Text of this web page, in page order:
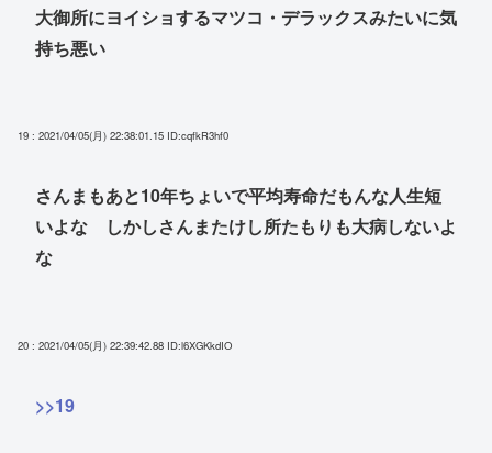
大御所にヨイショするマツコ・デラックスみたいに気
持ち悪い
19 : 2021/04/05(月) 22:38:01.15 ID:cqfkR3hf0
さんまもあと10年ちょいで平均寿命だもんな人生短
いよな しかしさんまたけし所たもりも大病しないよ
な
20 : 2021/04/05(月) 22:39:42.88 ID:l6XGKkdIO
>>19